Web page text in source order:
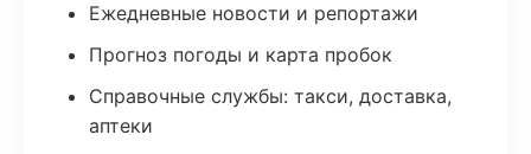
Ежедневные новости и репортажи
Прогноз погоды и карта пробок
Справочные службы: такси, доставка,
аптеки